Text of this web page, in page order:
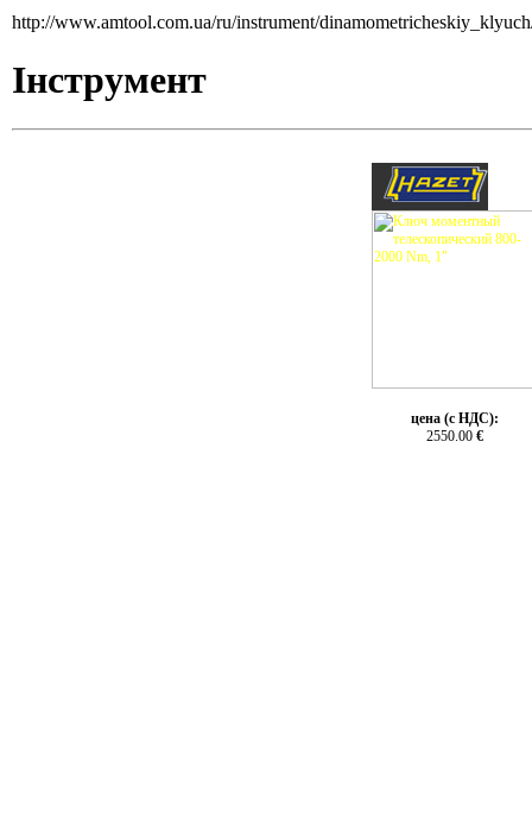
http://www.amtool.com.ua/ru/instrument/
Інструмент
цена (с НДС):
2550.00 €